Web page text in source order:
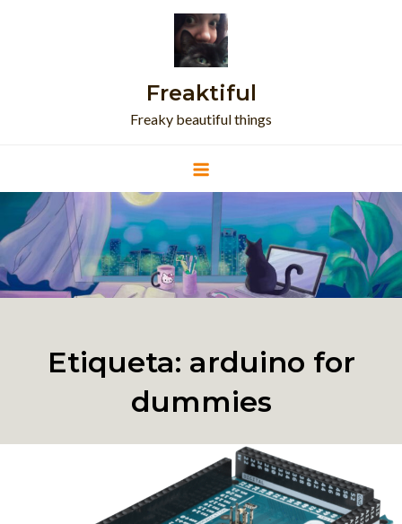
Freaktiful
Freaky beautiful things
Etiqueta: arduino for
dummies